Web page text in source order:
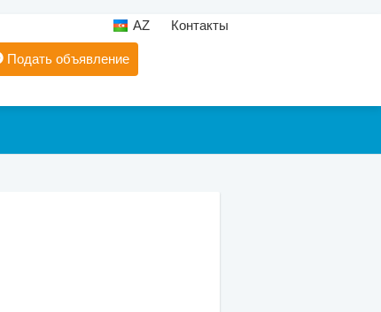
AZ Контакты
Подать объявление